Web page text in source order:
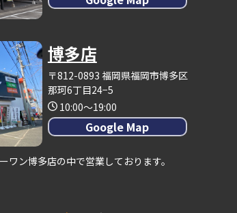
博多店
〒812-0893 福岡県福岡市博多区
那珂6丁目24−5
10:00～19:00
Google Map
ン博多店の中で営業しております。